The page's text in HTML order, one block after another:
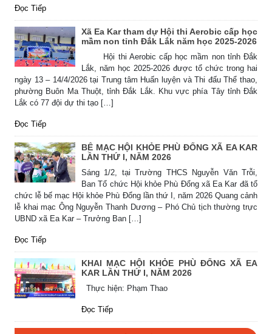
Đọc Tiếp
Xã Ea Kar tham dự Hội thi Aerobic cấp học
mầm non tỉnh Đắk Lắk năm học 2025-2026
Hội thi Aerobic cấp học mầm non tỉnh Đắk
Lắk, năm học 2025-2026 được tổ chức trong hai
ngày 13 – 14/4/2026 tại Trung tâm Huấn luyện và Thi đấu Thể thao,
phường Buôn Ma Thuột, tỉnh Đắk Lắk. Khu vực phía Tây tỉnh Đắk
Lắk có 77 đội dự thi tạo […]
Đọc Tiếp
BẾ MẠC HỘI KHỎE PHÙ ĐỔNG XÃ EA KAR
LẦN THỨ I, NĂM 2026
Sáng 1/2, tại Trường THCS Nguyễn Văn Trỗi,
Ban Tổ chức Hội khỏe Phù Đổng xã Ea Kar đã tổ
chức lễ bế mạc Hội khỏe Phù Đổng lần thứ I, năm 2026 Quang cảnh
lễ khai mạc Ông Nguyễn Thanh Dương – Phó Chủ tịch thường trực
UBND xã Ea Kar – Trưởng Ban […]
Đọc Tiếp
KHAI MẠC HỘI KHỎE PHÙ ĐỔNG XÃ EA
KAR LẦN THỨ I, NĂM 2026
Thực hiện: Phạm Thao
Đọc Tiếp
Thông báo Tuyển lao động Việt Nam vào các vị trí dự kiến
tuyển dụng người lao động nước ngoài
(07-08-2026)
Thông báo các khóa đào tạo năm học 2026-2027
(04-08-2026)